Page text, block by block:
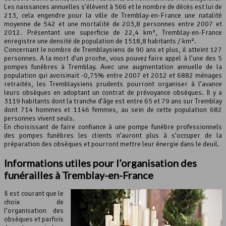
Leaflet, ©OpenStreetMapcontributeurs
Les naissances annuelles s’élèvent à 566 et le nombre de décès est lui de
213, cela engendre pour la ville de Tremblay-en-France une natalité
moyenne de 542 et une mortalité de 203,8 personnes entre 2007 et
2012. Présentant une superficie de 22,4 km², Tremblay-en-France
enregistre une densité de population de 1518,8 habitants / km².
Concernant le nombre de Tremblaysiens de 90 ans et plus, il atteint 127
personnes. A la mort d’un proche, vous pouvez faire appel à l’une des 5
pompes funèbres à Tremblay. Avec une augmentation annuelle de la
population qui avoisinait -0,75% entre 2007 et 2012 et 6882 ménages
retraités, les Tremblaysiens prudents pourront organiser à l’avance
leurs obsèques en adoptant un contrat de prévoyance obsèques. Il y a
3119 habitants dont la tranche d’âge est entre 65 et 79 ans sur Tremblay
dont 714 hommes et 1146 femmes, au sein de cette population 682
personnes vivent seuls.
En choisissant de faire confiance à une pompe funèbre professionnels
des pompes funèbres les clients n’auront plus à s’occuper de la
préparation des obsèques et pourront mettre leur énergie dans le deuil.
Informations utiles pour l’organisation des
funérailles à Tremblay-en-France
Il est courant que le
choix de
l’organisation des
obsèques et parfois